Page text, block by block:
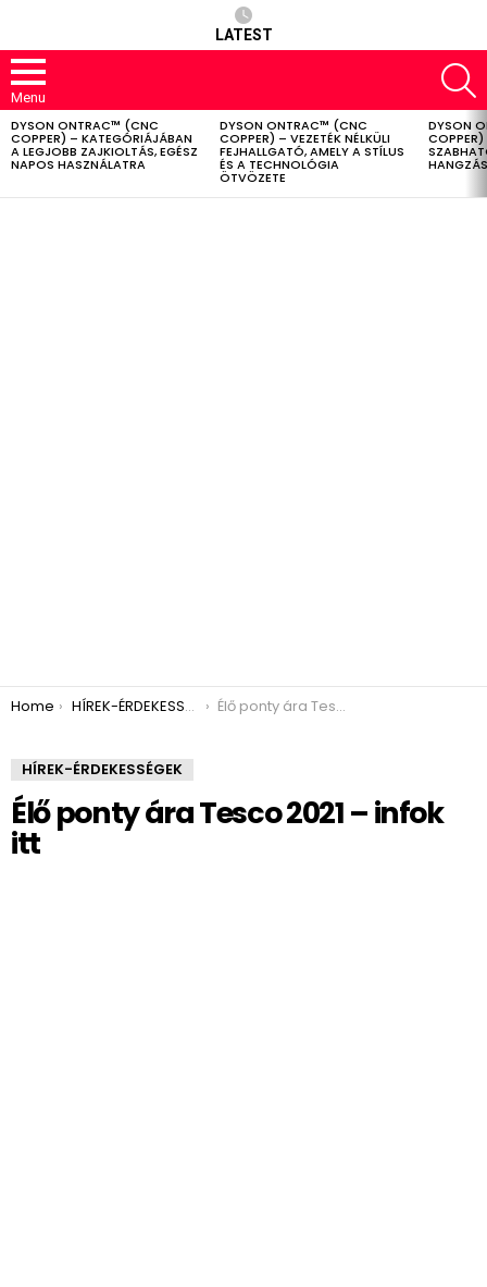
LATEST
Menu
LATEST
STORIES
DYSON ONTRAC™ (CNC
COPPER) – KATEGÓRIÁJÁBAN
A LEGJOBB ZAJKIOLTÁS, EGÉSZ
NAPOS HASZNÁLATRA
DYSON ONTRAC™ (CNC
COPPER) – VEZETÉK NÉLKÜLI
FEJHALLGATÓ, AMELY A STÍLUS
ÉS A TECHNOLÓGIA
ÖTVÖZETE
DYSON
COPPER)
You are here:
Home HÍREK-ÉRDEKESSÉGEK Élő ponty ára Tesco 2021 – infok itt
HÍREK-ÉRDEKESSÉGEK
Élő ponty ára Tesco 2021 – infok
itt